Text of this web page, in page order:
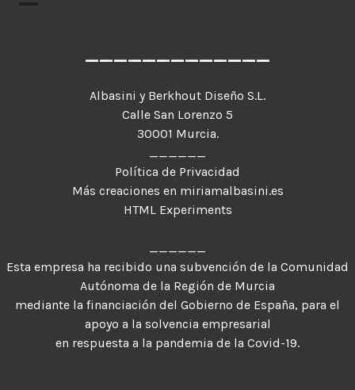
_____________
Albasini y Berkhout Diseño S.L.
Calle San Lorenzo 5
30001 Murcia.
Política de Privacidad
Más creaciones en miriamalbasini.es
HTML Experiments
Esta empresa ha recibido una subvención de la Comunidad
Autónoma de la Región de Murcia
mediante la financiación del Gobierno de España, para el
apoyo a la solvencia empresarial
en respuesta a la pandemia de la Covid-19.